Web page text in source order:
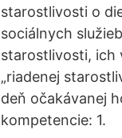
starostlivosti o
sociálnych
starostlivosti, ich
„riadenej
deň očakávanej
kompetencie: 1.